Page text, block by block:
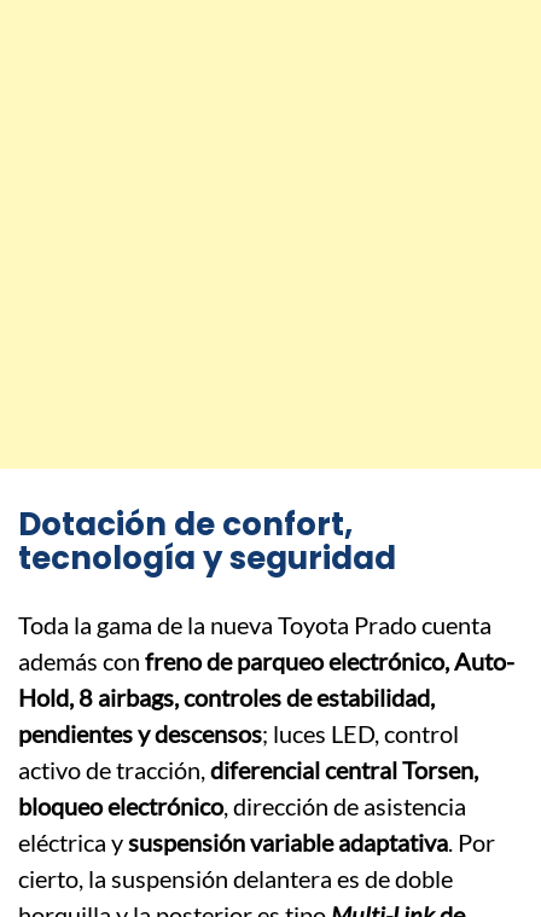
Dotación de confort,
tecnología y seguridad
Toda la gama de la nueva Toyota Prado cuenta
además con freno de parqueo electrónico, Auto-
Hold, 8 airbags, controles de estabilidad,
pendientes y descensos; luces LED, control
activo de tracción,diferencial central Torsen,
bloqueo electrónico, dirección de asistencia
eléctrica ysuspensión variable adaptativa. Por
cierto, la suspensión delantera es de doble